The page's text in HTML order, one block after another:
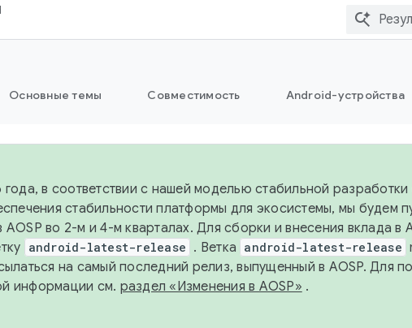
Основные темы Совместимость Android-устройства
года, в соответствии с нашей моделью стабильной
стабильности платформы для экосистемы, мы будем
во 2-м и 4-м кварталах. Для сборки и внесения вклада в
android-latest-release . Ветка android-latest-release
на самый последний релиз, выпущенный в AOSP. Для
информации см. раздел «Изменения в AOSP» .